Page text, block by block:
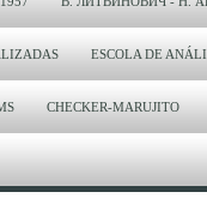
ESCOLA DE
CHECKER-MARUJITO